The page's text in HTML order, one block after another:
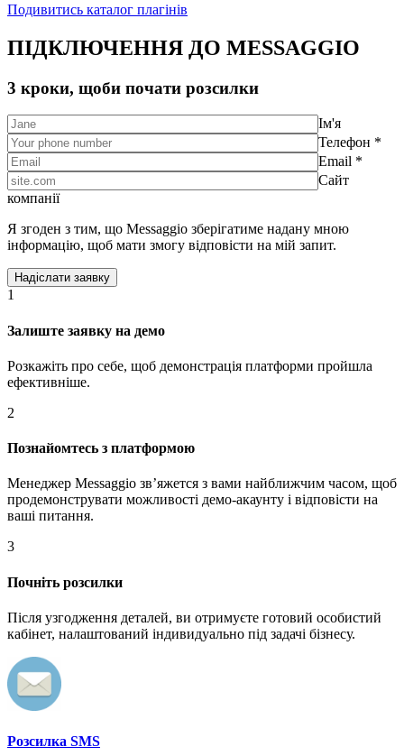
Подивитись каталог плагінів
ПІДКЛЮЧЕННЯ ДО MESSAGGIO
3 кроки, щоби почати розсилки
Ім'я
Телефон *
Email *
Сайт
компанії
Я згоден з тим, що Messaggio зберігатиме надану мною
інформацію, щоб мати змогу відповісти на мій запит.
1
Залиште заявку на демо
Розкажіть про себе, щоб демонстрація платформи пройшла
ефективніше.
2
Познайомтесь з платформою
Менеджер Messaggio звʼяжется з вами найближчим часом, щоб
продемонструвати можливості демо-акаунту і відповісти на
ваші питання.
3
Почніть розсилки
Після узгодження деталей, ви отримуєте готовий особистий
кабінет, налаштований індивидуально під задачі бізнесу.
Розсилка SMS